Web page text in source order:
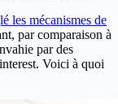
les mécanismes de
par comparaison à
par des
Voici à quoi